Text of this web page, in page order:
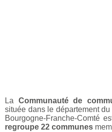
La Communauté de
située dans le département
Bourgogne-Franche-Comté
regroupe 22 communes